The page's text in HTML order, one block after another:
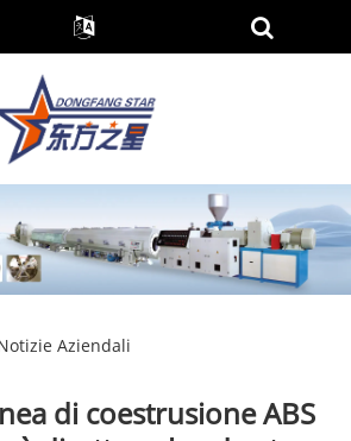
Aziendali
di coestrusione ABS